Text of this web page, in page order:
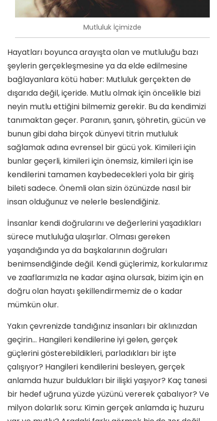
Mutluluk İçimizde
Hayatları boyunca arayışta olan ve mutluluğu bazı
şeylerin gerçekleşmesine ya da elde edilmesine
bağlayanlara kötü haber: Mutluluk gerçekten de
dışarıda değil, içeride. Mutlu olmak için öncelikle bizi
neyin mutlu ettiğini bilmemiz gerekir. Bu da kendimizi
tanımaktan geçer. Paranın, şanın, şöhretin, gücün ve
bunun gibi daha birçok dünyevi titrin mutluluk
sağlamak adına evrensel bir gücü yok. Kimileri için
bunlar geçerli, kimileri için önemsiz, kimileri için ise
kendilerini tamamen kaybedecekleri yola bir giriş
bileti sadece. Önemli olan sizin özünüzde nasıl bir
insan olduğunuz ve nelerle beslendiğiniz.
İnsanlar kendi doğrularını ve değerlerini yaşadıkları
sürece mutluluğa ulaşırlar. Olması gereken
yaşandığında ya da başkalarının doğruları
benimsendiğinde değil. Kendi güçlerimiz, korkularımız
ve zaaflarımızla ne kadar aşina olursak, bizim için en
doğru olan hayatı şekillendirmemiz de o kadar
mümkün olur.
Yakın çevrenizde tandığınız insanları bir aklınızdan
geçirin… Hangileri kendilerine iyi gelen, gerçek
güçlerini gösterebildikleri, parladıkları bir işte
çalışıyor? Hangileri kendilerini besleyen, gerçek
anlamda huzur buldukları bir ilişki yaşıyor? Kaç tanesi
bir hedef uğruna yüzde yüzünü vererek çabalıyor? Ve
milyon dolarlık soru: Kimin gerçek anlamda iç huzuru